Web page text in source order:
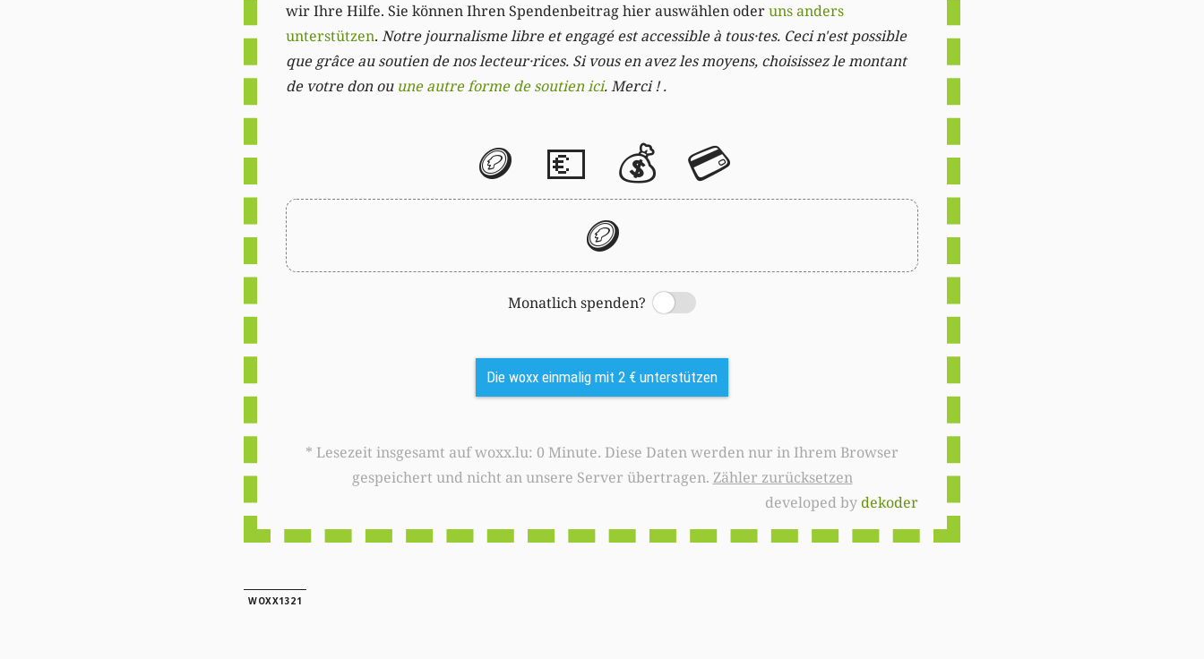
wir Ihre Hilfe. Sie können Ihren Spendenbeitrag hier auswählen oderuns anders
unterstützen. Notre journalisme libre et engagé est accessible à tous·tes. Ceci n'est possible
que grâce au soutien de nos lecteur·rices. Si vous en avez les moyens, choisissez le montant
de votre don ou une autre forme de soutien ici. Merci ! .
🪙 💶 💰 💳
🪙
Monatlich spenden?
Switch
Die woxx einmalig mit 2 € unterstützen
* Lesezeit insgesamt auf woxx.lu: 0 Minute. Diese Daten werden nur in Ihrem Browser
gespeichert und nicht an unsere Server übertragen. Zähler zurücksetzen
developed bydekoder
WOXX1321